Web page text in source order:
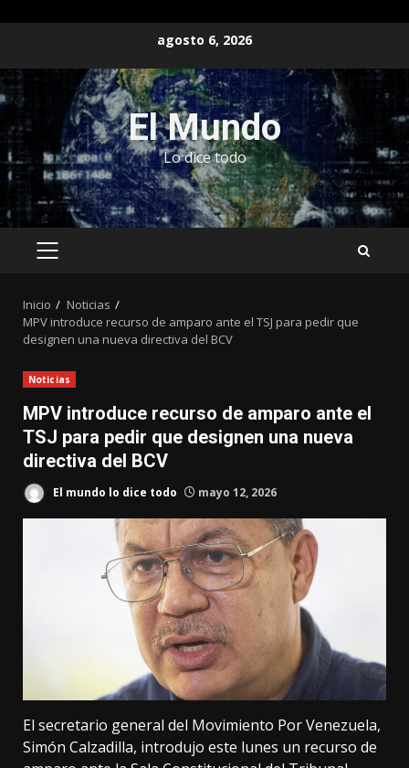
contenido
agosto 6, 2026
El Mundo
Lo dice todo
MENÚ
Inicio
Noticias
MPV introduce recurso de amparo ante el TSJ para pedir que
designen una nueva directiva del BCV
Noticias
MPV introduce recurso de amparo ante el
TSJ para pedir que designen una nueva
directiva del BCV
El mundo lo dice todo mayo 12, 2026
El secretario general del Movimiento Por Venezuela,
Simón Calzadilla, introdujo este lunes un recurso de